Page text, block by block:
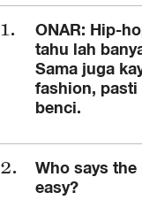
ONAR: Hip-
tahu lah
Sama juga
fashion, pasti
benci.
Who says
easy?